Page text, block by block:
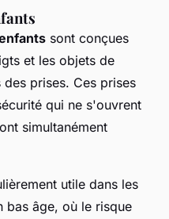
sont conçues
et les objets de
prises. Ces prises
qui ne s'ouvrent
simultanément
utile dans les
bas âge, où le risque